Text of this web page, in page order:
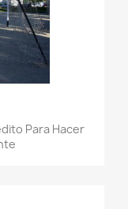
Para Hacer